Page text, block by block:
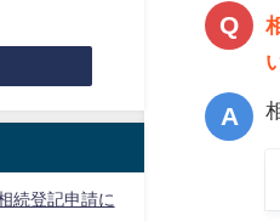
続登記申請に